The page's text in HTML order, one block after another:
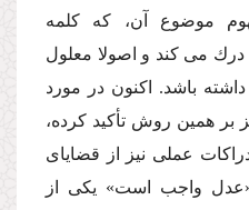
موضوع آن، كه كلمه
مى كند و اصولا معلول
باشد. اكنون در مورد
بر همین روش تأكید كرده،
عملى نیز از قضایاى
«عدل واجب است» یكى از